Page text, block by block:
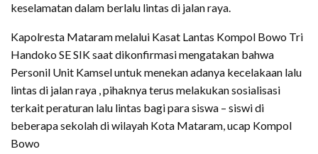
keselamatan dalam berlalu lintas di jalan raya.
Kapolresta Mataram melalui Kasat Lantas Kompol Bowo Tri
Handoko SE SIK saat dikonfirmasi mengatakan bahwa
Personil Unit Kamsel untuk menekan adanya kecelakaan lalu
lintas di jalan raya , pihaknya terus melakukan sosialisasi
terkait peraturan lalu lintas bagi para siswa – siswi di
beberapa sekolah di wilayah Kota Mataram, ucap Kompol
Bowo